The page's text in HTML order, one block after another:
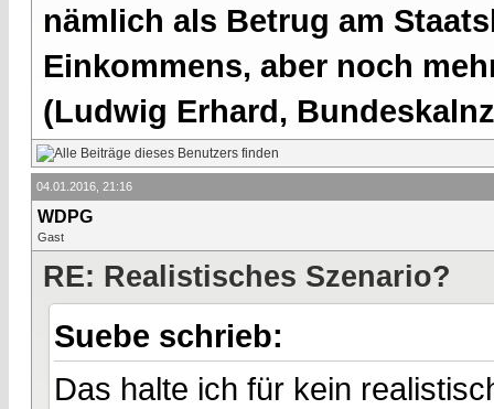
nämlich als Betrug am
Einkommens, aber noch
(Ludwig Erhard,
04.01.2016, 21:16
WDPG
Gast
RE: Realistisches Szenario?
Suebe schrieb:
Das halte ich für kein